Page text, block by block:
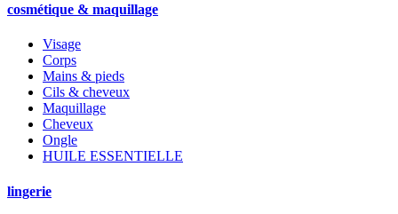
cosmétique & maquillage
Visage
Corps
Mains & pieds
Cils & cheveux
Maquillage
Cheveux
Ongle
HUILE ESSENTIELLE
lingerie